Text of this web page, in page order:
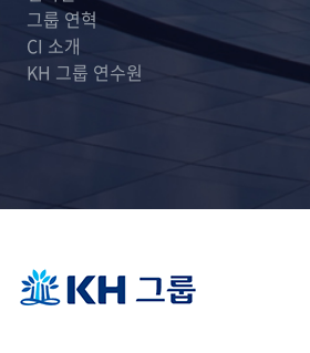
그룹 연혁
CI 소개
KH 그룹 연수원